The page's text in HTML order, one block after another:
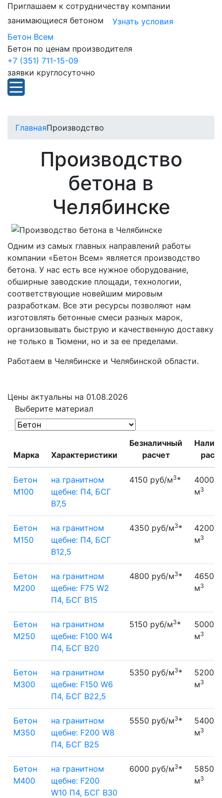
Приглашаем к сотрудничеству компании
занимающиеся бетоном
Узнать условия
Бетон Всем
Бетон по ценам производителя
+7 (351) 711-15-09
заявки круглосуточно
ГлавнаяПроизводство
Производство
бетона в
Челябинске
Одним из самых главных направлений работы
компании «Бетон Всем» является производство
бетона. У нас есть все нужное оборудование,
обширные заводские площади, технологии,
соответствующие новейшим мировым
разработкам. Все эти ресурсы позволяют нам
изготовлять бетонные смеси разных марок,
организовывать быструю и качественную доставку
не только в Тюмени, но и за ее пределами.
Работаем в Челябинске и Челябинской области.
Цены актуальны на 01.08.2026
Выберите материал
Марка Характеристики
Безналичный
расчет
Бетон
М100
на гранитном
щебне: П4, БСГ
В7,5
4150 руб/м3*
4000
м3
Бетон
М150
на гранитном
щебне: П4, БСГ
В12,5
4350 руб/м3*
4200
м3
Бетон
М200
на гранитном
щебне: F75 W2
П4, БСГ В15
4800 руб/м3*
4650
м3
Бетон
М250
на гранитном
щебне: F100 W4
П4, БСГ В20
5150 руб/м3*
5000
м3
Бетон
М300
на гранитном
щебне: F150 W6
П4, БСГ В22,5
5350 руб/м3*
5200
м3
Бетон
М350
на гранитном
щебне: F200 W8
П4, БСГ В25
5550 руб/м3*
5400
м3
Бетон
М400
на гранитном
щебне: F200
W10 П4, БСГ В30
6000 руб/м3*
5850
м3